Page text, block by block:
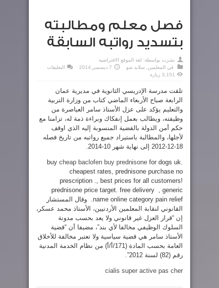
فصل معلم ومطالبته
بتسديد رواتبه السابقة
نشرت بواسطة: لغة الموقع الافتراضية
في
المعلمين, سلايد شو 7 ديسمبر,2014 التعليقات
3,151 زيارة
تلقت مدرسة الإدريسي الثانوية في مديرية عمان
الرابعة صباح الأربعاء الماضي كتاب من وزارة التربية
والتعليم يؤكد على عزل الأستاذ سامر العياصرة من
وظيفته، ويطالب بعمل إنفكاك وبراءة ذمة له، تزامنا مع
حكم أمن الدولة بالقضية المنسوبة إليه الذي اوقف
لأجلها، والمطالبة باستيراد جميع رواتبه من تاريخ فصله
18-12-2012 إلى نهاية شهر 10-2014.
buy cheap baclofen buy prednisone for dogs uk.
cheapest rates, prednisone purchase no
prescription ., best prices for all customers!
prednisone price target. free delivery , generic
name online category pain relief.
وقال المستشار
القانوني لنقابة المعلمين الأردنيين، الأستاذ محمد عسكر،
إن “قرار العزل غير قانوني ولا يعد بحسب مدونة
السلوك الوظيفي مخالفا لأي بند”، مضيفا أن “قضية
الأستاذ سامر هي قضية سياسية ولا تعتبر مخالفة للأخلاق
العامة بحسب المادة (171/أ/أ) من نظام الخدمة المدنية
رقم (82) لسنة 2012”.
cialis super active pas cher